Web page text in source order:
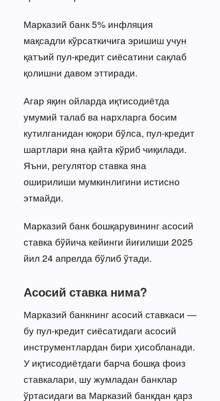
Марказий банк 5% инфляция
мақсадли кўрсаткичига эришиш учун
қатъий пул-кредит сиёсатини сақлаб
қолишни давом эттиради.
Агар яқин ойларда иқтисодиётда
умумий талаб ва нархларга босим
кутилганидан юқори бўлса, пул-кредит
шартлари яна қайта кўриб чиқилади.
Яъни, регулятор ставка яна
оширилиши мумкинлигини истисно
этмайди.
Марказий банк бошқарувининг асосий
ставка бўйича кейинги йиғилиши 2025
йил 24 апрелда бўлиб ўтади.
Асосий ставка нима?
Марказий банкнинг асосий ставкаси —
бу пул-кредит сиёсатидаги асосий
инструментлардан бири ҳисобланади.
У иқтисодиётдаги барча бошқа фоиз
ставкалари, шу жумладан банклар
ўртасидаги ва Марказий банкдан қарз